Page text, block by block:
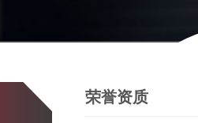
荣誉资质